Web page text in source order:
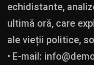
echidistante,
ultimă oră, care
ale vieții politice,
• E-mail: